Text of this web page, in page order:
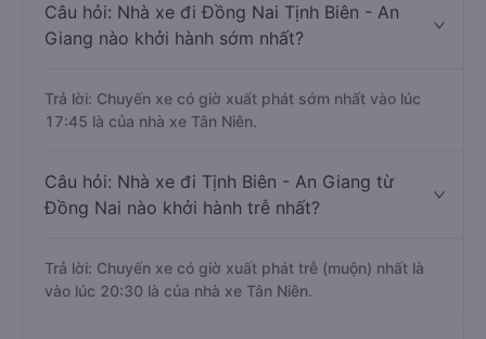
Câu hỏi: Nhà xe đi Đồng Nai Tịnh Biên - An
Giang nào khởi hành sớm nhất?
Trả lời: Chuyến xe có giờ xuất phát sớm nhất vào lúc
17:45 là của nhà xe Tân Niên.
Câu hỏi: Nhà xe đi Tịnh Biên - An Giang từ
Đồng Nai nào khởi hành trễ nhất?
Trả lời: Chuyến xe có giờ xuất phát trễ (muộn) nhất là
vào lúc 20:30 là của nhà xe Tân Niên.